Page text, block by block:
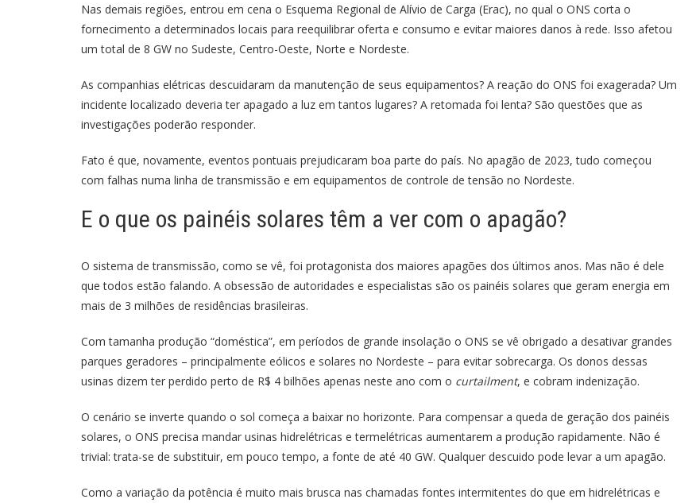
Nas demais regiões, entrou em cena o Esquema Regional de Alívio de Carga (Erac), no qual o ONS corta o
fornecimento a determinados locais para reequilibrar oferta e consumo e evitar maiores danos à rede. Isso afetou
um total de 8 GW no Sudeste, Centro-Oeste, Norte e Nordeste.
As companhias elétricas descuidaram da manutenção de seus equipamentos? A reação do ONS foi exagerada? Um
incidente localizado deveria ter apagado a luz em tantos lugares? A retomada foi lenta? São questões que as
investigações poderão responder.
Fato é que, novamente, eventos pontuais prejudicaram boa parte do país. No apagão de 2023, tudo começou
com falhas numa linha de transmissão e em equipamentos de controle de tensão no Nordeste.
E o que os painéis solares têm a ver com o apagão?
O sistema de transmissão, como se vê, foi protagonista dos maiores apagões dos últimos anos. Mas não é dele
que todos estão falando. A obsessão de autoridades e especialistas são os painéis solares que geram energia em
mais de 3 milhões de residências brasileiras.
Com tamanha produção “doméstica”, em períodos de grande insolação o ONS se vê obrigado a desativar grandes
parques geradores – principalmente eólicos e solares no Nordeste – para evitar sobrecarga. Os donos dessas
usinas dizem ter perdido perto de R$ 4 bilhões apenas neste ano com o curtailment, e cobram indenização.
O cenário se inverte quando o sol começa a baixar no horizonte. Para compensar a queda de geração dos painéis
solares, o ONS precisa mandar usinas hidrelétricas e termelétricas aumentarem a produção rapidamente. Não é
trivial: trata-se de substituir, em pouco tempo, a fonte de até 40 GW. Qualquer descuido pode levar a um apagão.
Como a variação da potência é muito mais brusca nas chamadas fontes intermitentes do que em hidrelétricas e